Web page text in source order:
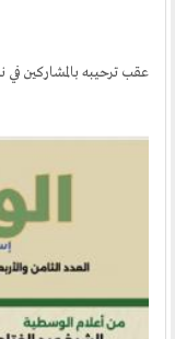
عقب ترحيبه بالمشاركين